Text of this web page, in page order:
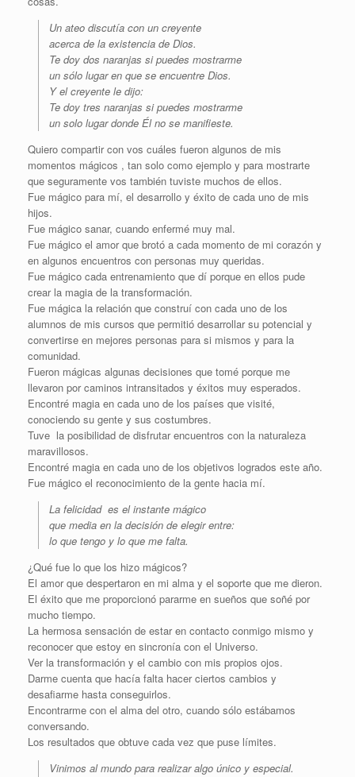
Un ateo discutía con un creyente
acerca de la existencia de Dios.
Te doy dos naranjas si puedes mostrarme
un sólo lugar en que se encuentre Dios.
Y el creyente le dijo:
Te doy tres naranjas si puedes mostrarme
un solo lugar donde Él no se manifieste.
Quiero compartir con vos cuáles fueron algunos de mis
momentos mágicos , tan solo como ejemplo y para mostrarte
que seguramente vos también tuviste muchos de ellos.
Fue mágico para mí, el desarrollo y éxito de cada uno de mis
hijos.
Fue mágico sanar, cuando enfermé muy mal.
Fue mágico el amor que brotó a cada momento de mi corazón y
en algunos encuentros con personas muy queridas.
Fue mágico cada entrenamiento que dí porque en ellos pude
crear la magia de la transformación.
Fue mágica la relación que construí con cada uno de los
alumnos de mis cursos que permitió desarrollar su potencial y
convertirse en mejores personas para si mismos y para la
comunidad.
Fueron mágicas algunas decisiones que tomé porque me
llevaron por caminos intransitados y éxitos muy esperados.
Encontré magia en cada uno de los países que visité,
conociendo su gente y sus costumbres.
Tuve la posibilidad de disfrutar encuentros con la naturaleza
maravillosos.
Encontré magia en cada uno de los objetivos logrados este año.
Fue mágico el reconocimiento de la gente hacia mí.
La felicidad es el instante mágico
que media en la decisión de elegir entre:
lo que tengo y lo que me falta.
¿Qué fue lo que los hizo mágicos?
El amor que despertaron en mi alma y el soporte que me dieron.
El éxito que me proporcionó pararme en sueños que soñé por
mucho tiempo.
La hermosa sensación de estar en contacto conmigo mismo y
reconocer que estoy en sincronía con el Universo.
Ver la transformación y el cambio con mis propios ojos.
Darme cuenta que hacía falta hacer ciertos cambios y
desafiarme hasta conseguirlos.
Encontrarme con el alma del otro, cuando sólo estábamos
conversando.
Los resultados que obtuve cada vez que puse límites.
Vinimos al mundo para realizar algo único y especial.